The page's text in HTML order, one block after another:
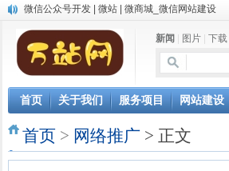
中英文双语网站建设
网站自动发布文章，AI写作软件让网站推广更轻松
微信小程序开发
新闻 图片 下载
首页 关于我们 服务项目 网站建设
首页 > 网络推广 > 正文